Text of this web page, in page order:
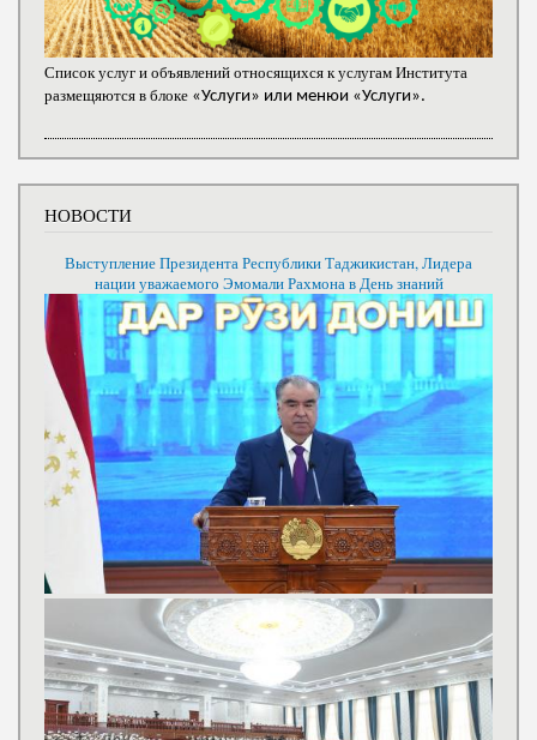
Список услуг и объявлений относящихся к услугам Института
размещяются в блоке «Услуги» или менюи «Услуги».
НОВОСТИ
Выступление Президента Республики Таджикистан, Лидера
нации уважаемого Эмомали Рахмона в День знаний